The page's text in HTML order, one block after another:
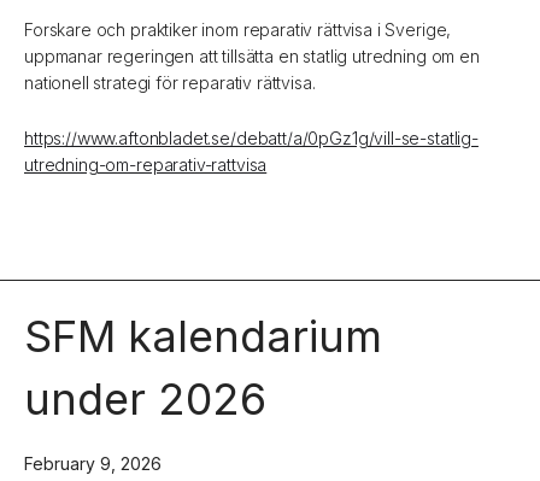
Forskare och praktiker inom reparativ rättvisa i Sverige,
uppmanar regeringen att tillsätta en statlig utredning om en
nationell strategi för reparativ rättvisa.
https://www.aftonbladet.se/debatt/a/0pGz1g/vill-se-statlig-
utredning-om-reparativ-rattvisa
SFM kalendarium
under 2026
February 9, 2026